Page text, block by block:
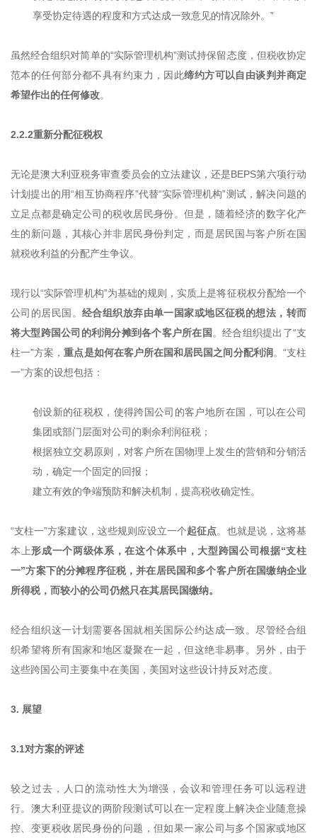
享受协定待遇的程度和方式达成一致意见的情况除外。”
虽然经合组织对简单的“实际管理机构”测试持保留态度，但税收协定
范本的任何部分都不具有约束力，因此缔约方可以自由谈判并商定
希望作出的任何修改。
2.2.2重新分配征税权
无论是澳大利亚税务审查委员会的立法建议，还是BEPS第六项行动
计划提出的用“相互协商程序”代替“实际管理机构”测试，解决问题的
立足点都是确定公司的税收居民身份。但是，随着经济的数字化产
生的新问题，其核心并非居民身份判定，而是居民国与客户所在国
就税收利益的分配产生争议。
现行以“实际管理机构”为基础的规则，实质上是将征税权分配给一个
公司的居民国。 经合组织放弃由单一国家或地区征税的想法，转而
将大型跨国公司的利润分摊到各个客户所在国 。经合组织提出了“支
柱一”方案，重点是如何在客户所在国和居民国之间分配利润 。“支柱
一”方案的设想包括：
创设新的征税权，使得跨国公司的客户地所在国，可以在公司
集团或部门层面对公司的剩余利润征税；
根据独立交易原则，对客户所在国物理上发生的营销和分销活
动，确定一个固定的回报；
建立有效的争端预防和解决机制，提高税收确定性。
“支柱一”方案建议，这些规则应设立一个起征点。也就是说，这将基
本上形成一个两级体系，在这个体系中，大型跨国公司根据“支柱
一”方案下的分摊程序征税，并在居民国和多个客户所在国缴纳企业
所得税，而较小的公司仍然只在其居民国缴纳。
经合组织这一计划需要各国就相关国际公约达成一致。尽管经合组
织希望将所有国家和地区凝聚在一起，但这绝非易事。另外，由于
这些跨国公司主要集中在美国，美国对这些设计持反对态度。
3. 展望
3.1对方案的评述
较之过去，人口的流动性大为增强，会议和管理任务可以远程进
行。澳大利亚提议的两阶段测试可以在一定程度上解决企业随意操
控、变更税收居民身份的问题，但如果一家公司与多个国家或地区